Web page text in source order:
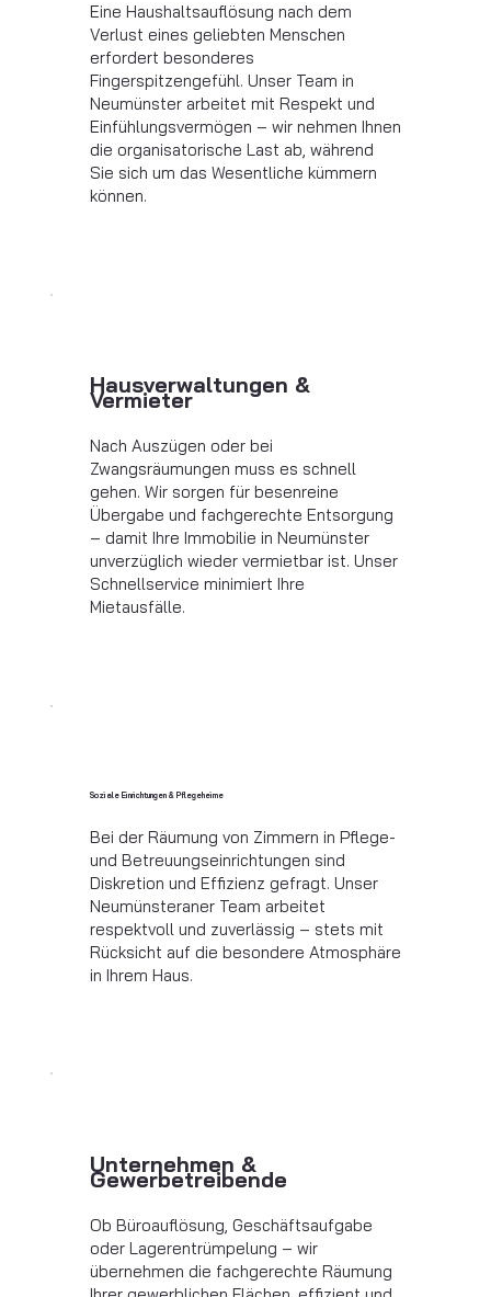
Eine Haushaltsauflösung nach dem
Verlust eines geliebten Menschen
erfordert besonderes
Fingerspitzengefühl. Unser Team in
Neumünster arbeitet mit Respekt und
Einfühlungsvermögen – wir nehmen Ihnen
die organisatorische Last ab, während
Sie sich um das Wesentliche kümmern
können.
Hausverwaltungen &
Vermieter
Nach Auszügen oder bei
Zwangsräumungen muss es schnell
gehen. Wir sorgen für besenreine
Übergabe und fachgerechte Entsorgung
– damit Ihre Immobilie in Neumünster
unverzüglich wieder vermietbar ist. Unser
Schnellservice minimiert Ihre
Mietausfälle.
Soziale Einrichtungen & Pflegeheime
Bei der Räumung von Zimmern in Pflege-
und Betreuungseinrichtungen sind
Diskretion und Effizienz gefragt. Unser
Neumünsteraner Team arbeitet
respektvoll und zuverlässig – stets mit
Rücksicht auf die besondere Atmosphäre
in Ihrem Haus.
Unternehmen &
Gewerbetreibende
Ob Büroauflösung, Geschäftsaufgabe
oder Lagerentrümpelung – wir
übernehmen die fachgerechte Räumung